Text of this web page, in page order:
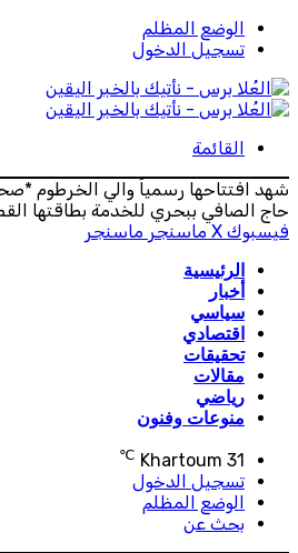
الوضع المظلم
تسجيل الدخول
القائمة
شهد افتتاحها رسمياً والي الخرطوم
حاج الصافي ببحري للخدمة بطاقتها
فيسبوك ‫X ماسنجر ماسنجر
الرئيسية
أخبار
سياسي
اقتصادي
تحقيقات
مقالات
رياضي
منوعات وفنون
Khartoum 31
℃
تسجيل الدخول
الوضع المظلم
بحث عن